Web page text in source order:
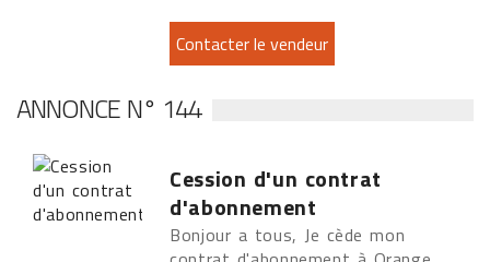
ANNONCE N° 144
Cession d'un contrat
d'abonnement
Bonjour a tous, Je cède mon